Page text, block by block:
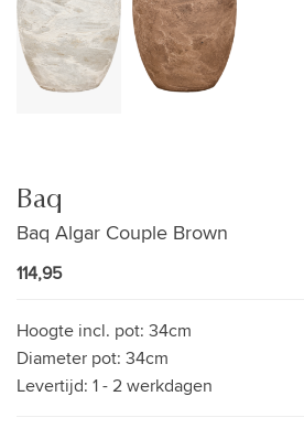
Baq
Baq Algar Couple Brown
114,95
Hoogte incl. pot: 34cm
Diameter pot: 34cm
Levertijd: 1 - 2 werkdagen